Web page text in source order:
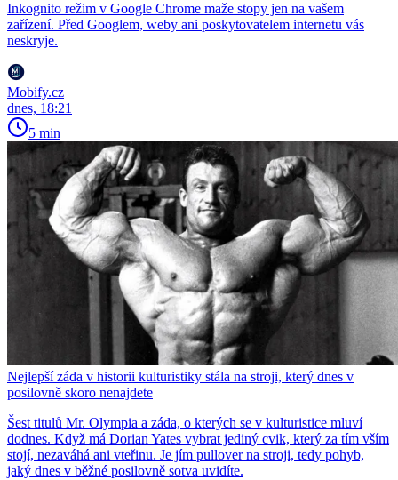
Inkognito režim v Google Chrome maže stopy jen na vašem
zařízení. Před Googlem, weby ani poskytovatelem internetu vás
neskryje.
Mobify.cz
dnes, 18:21
5 min
Nejlepší záda v historii kulturistiky stála na stroji, který dnes v
posilovně skoro nenajdete
Šest titulů Mr. Olympia a záda, o kterých se v kulturistice mluví
dodnes. Když má Dorian Yates vybrat jediný cvik, který za tím vším
stojí, nezaváhá ani vteřinu. Je jím pullover na stroji, tedy pohyb,
jaký dnes v běžné posilovně sotva uvidíte.